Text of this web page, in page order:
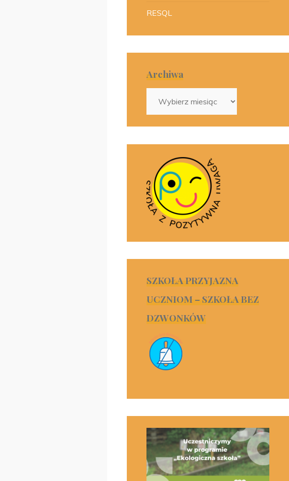
RESQL
Archiwa
SZKOŁA PRZYJAZNA
UCZNIOM – SZKOŁA BEZ
DZWONKÓW